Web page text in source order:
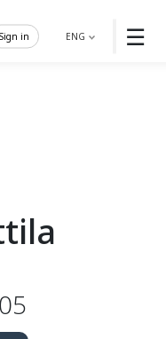
☰
ENG
Sign in